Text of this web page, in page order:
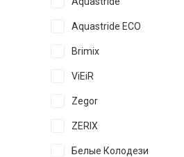
Aquastride ECO
Brimix
ViEiR
Zegor
ZERIX
Белые Колодези